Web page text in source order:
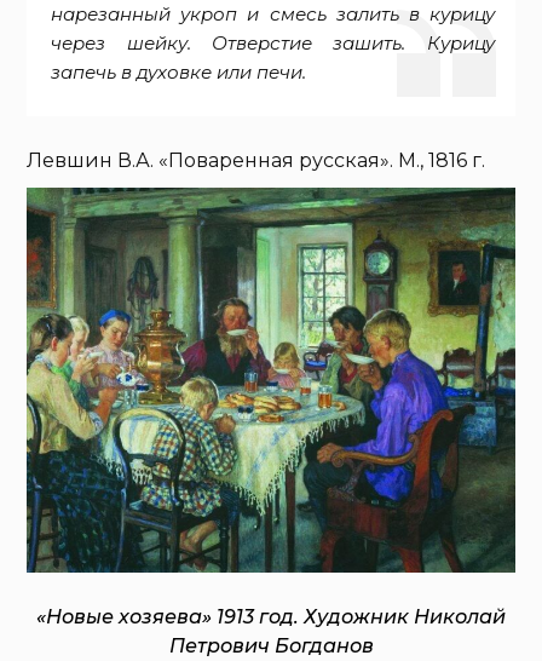
нарезанный укроп и смесь залить в курицу
через шейку. Отверстие зашить. Курицу
запечь в духовке или печи.
Левшин В.А. «Поваренная русская». М., 1816 г.
«Новые хозяева» 1913 год. Художник Николай
Петрович Богданов